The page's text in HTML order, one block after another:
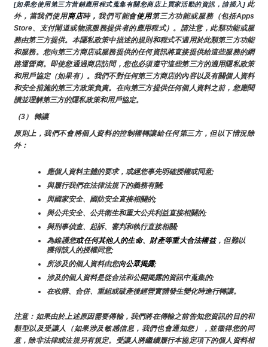
[如果您使用第三方营銷應用程式蒐集有關您商店上買家活動的資訊，請插入] 此
外，當我們使用商店時，我們可能會使用第三方功能或服務（包括Apps
Store、支付閘道或物流服務提供者的應用程式）。請注意，此類功能或服
務由第三方提供。本隱私政策中描述的規則和程式不適用於此類第三方功能
和服務。您向第三方商店或服務提供的任何資訊將直接提供給這些服務的網
路運營商。即使您通過商店訪問，您也必須遵守這些第三方的適用隱私政策
和用戶協定（如果有）。我們不對任何第三方商店的內容以及有關個人資料
和安全措施的第三方政策負責。在向第三方提供任何個人資料之前，您應閱
讀並理解第三方的隱私政策和用戶協定。
（3） 轉讓
原則上，我們不會將個人資料的控制權轉讓給任何第三方，但以下情況除
外：
應個人資料主體的要求，或經您事先明確授權或同意;
與履行我們在法律法規下的義務有關;
與國家安全、國防安全直接相關的;
與公共安全、公共衛生和重大公共利益直接相關的;
與刑事偵查、起訴、審判和執行直接相關;
為維護您或任何其他人的生命、財產等重大合法權益，但難以
獲得該人的授權同意;
所涉及的個人資料由您向公眾揭露;
涉及的個人資料是從合法和公開揭露的資訊中蒐集的;
在收購、合併、重組或破產後經營實體發生變化時進行轉讓。
注意：如果由於上述原因需要傳輸，我們將在傳輸之前告知您資訊的目的和
類型以及受讓人（如果涉及敏感信息，我們也會通知您），並徵得您的同
意，除非法律或法規另有規定。受讓人將繼續履行本協定項下的個人資料相